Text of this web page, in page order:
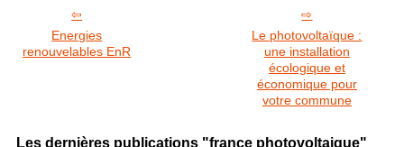
Energies
renouvelables EnR
Le photovoltaïque :
une installation
écologique et
économique pour
votre commune
Les dernières publications "france photovoltaique"